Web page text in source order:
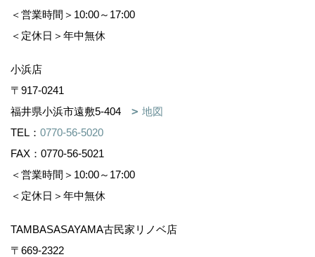
＜営業時間＞10:00～17:00
＜定休日＞年中無休
小浜店
〒917-0241
福井県小浜市遠敷5-404
地図
TEL： 0770-56-5020
FAX：0770-56-5021
＜営業時間＞10:00～17:00
＜定休日＞年中無休
TAMBASASAYAMA古民家リノベ店
〒669-2322